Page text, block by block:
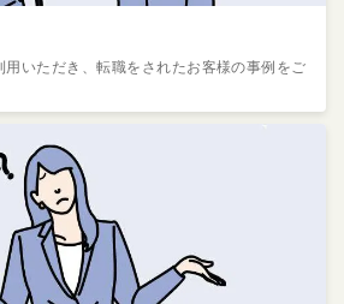
いただき、転職をされたお客様の事例をご